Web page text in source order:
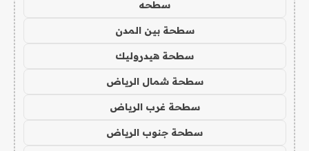
سطحه
سطحة بين المدن
سطحة هيدروليك
سطحة شمال الرياض
سطحة غرب الرياض
سطحة جنوب الرياض